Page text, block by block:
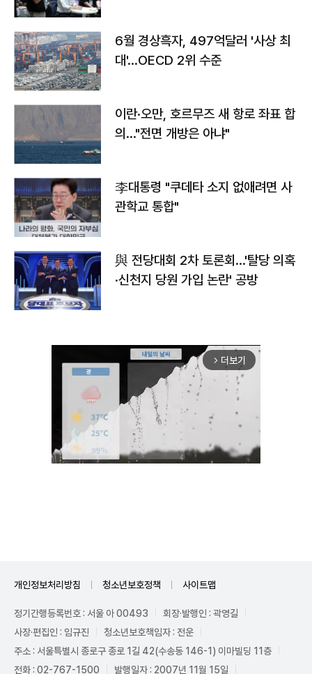
6월 경상흑자, 497억달러 '사상 최
대'…OECD 2위 수준
이란·오만, 호르무즈 새 항로 좌표 합
의…"전면 개방은 아냐"
李대통령 "쿠데타 소지 없애려면 사
관학교 통합"
與 전당대회 2차 토론회…'탈당 의혹
·신천지 당원 가입 논란' 공방
arrow_forward_ios 더보기
개인정보처리방침 청소년보호정책 사이트맵
정기간행등록번호 : 서울 아 00493
회장·발행인 : 곽영길
사장·편집인 : 임규진
청소년보호책임자 : 전운
주소 : 서울특별시 종로구 종로 1길 42(수송동 146-1) 이마빌딩 11층
전화 : 02-767-1500
발행일자 : 2007년 11월 15일